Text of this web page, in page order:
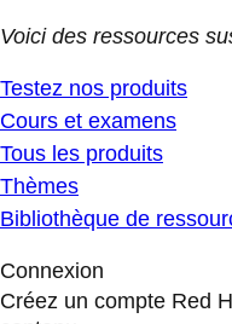
Voici des ressources
Testez nos produits
Cours et examens
Tous les produits
Thèmes
Bibliothèque de
Connexion
Créez un compte Red